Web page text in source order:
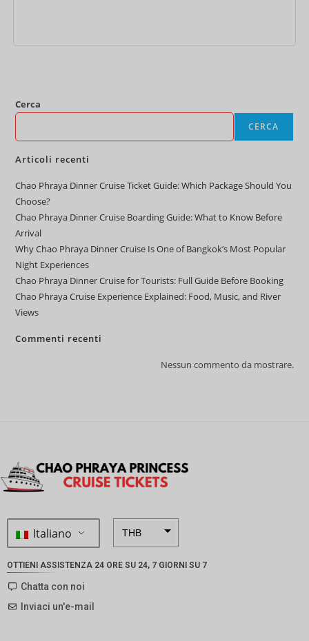
Cerca
CERCA
Articoli recenti
Chao Phraya Dinner Cruise Ticket Guide: Which Package Should You
Choose?
Chao Phraya Dinner Cruise Boarding Guide: What to Know Before
Arrival
Why Chao Phraya Dinner Cruise Is One of Bangkok’s Most Popular
Night Experiences
Chao Phraya Dinner Cruise for Tourists: Full Guide Before Booking
Chao Phraya Cruise Experience Explained: Food, Music, and River
Views
Commenti recenti
Nessun commento da mostrare.
Italiano THB
OTTIENI ASSISTENZA 24 ORE SU 24, 7 GIORNI SU 7
Chatta con noi
Inviaci un'e-mail